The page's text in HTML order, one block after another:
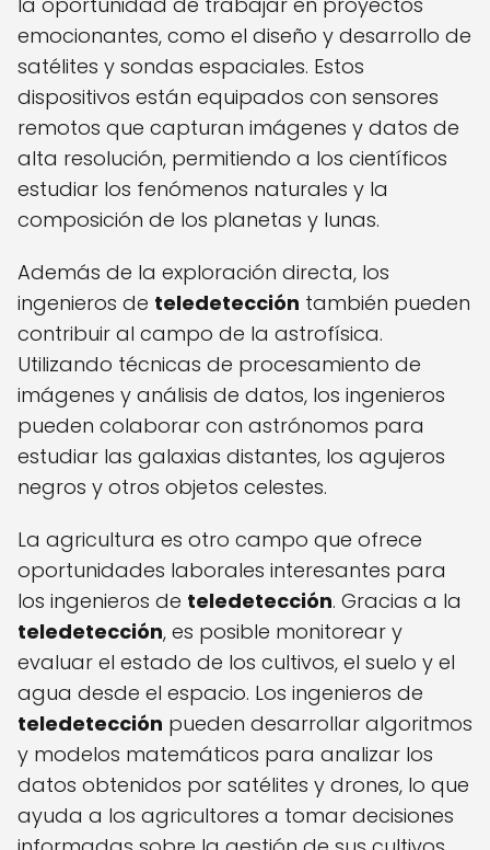
emocionantes, como el diseño y desarrollo de
satélites y sondas espaciales. Estos
dispositivos están equipados con sensores
remotos que capturan imágenes y datos de
alta resolución, permitiendo a los científicos
estudiar los fenómenos naturales y la
composición de los planetas y lunas.
Además de la exploración directa, los
ingenieros de teledetección también pueden
contribuir al campo de la astrofísica.
Utilizando técnicas de procesamiento de
imágenes y análisis de datos, los ingenieros
pueden colaborar con astrónomos para
estudiar las galaxias distantes, los agujeros
negros y otros objetos celestes.
La agricultura es otro campo que ofrece
oportunidades laborales interesantes para
los ingenieros de teledetección. Gracias a la
teledetección, es posible monitorear y
evaluar el estado de los cultivos, el suelo y el
agua desde el espacio. Los ingenieros de
teledetección pueden desarrollar algoritmos
y modelos matemáticos para analizar los
datos obtenidos por satélites y drones, lo que
ayuda a los agricultores a tomar decisiones